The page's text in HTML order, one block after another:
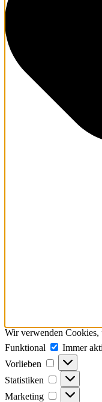
Wir verwenden Cookies,
Funktional
Funktional
Immer
Vorlieben
Vorlieben
Statistiken Statistiken
Marketing Marketing